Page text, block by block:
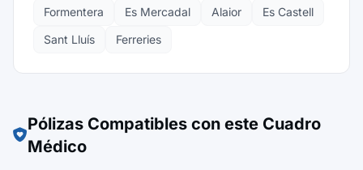
Formentera
Es Mercadal Alaior
Es Castell
Sant Lluís
Ferreries
Pólizas Compatibles con este Cuadro
Médico